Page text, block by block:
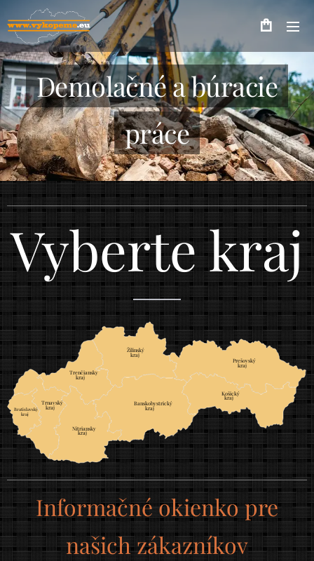
Demolačné a búracie
práce
Vyberte kraj
Bratislavský
kraj
Trnavský
kraj
Nitriansky
kraj
Trenčiansky
kraj
Banskobystrický
kraj
Košický
kraj
Prešovský
kraj
Žilinský
kraj
Informačné okienko pre
našich zákazníkov